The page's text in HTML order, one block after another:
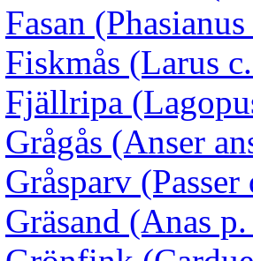
Fasan
Fiskmås (Larus
Fjällripa
Grågås (Anser
Gråsparv
Gräsand (Anas